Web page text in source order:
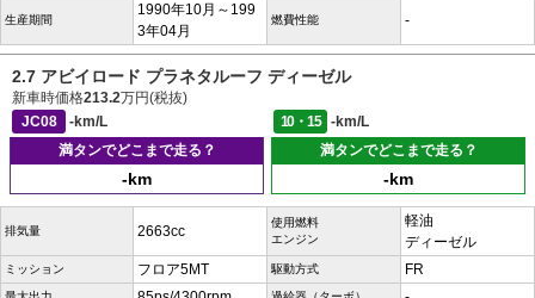
生産期間
1990年10月～199
3年04月
燃費性能 -
2.7 アビイロード プラネタルーフ ディーゼル
新車時価格213.2万円(税抜)
JC08
-km/L 10・15
-km/L
満タンでどこまで走る？
-km
満タンでどこまで走る？
-km
排気量 2663cc
使用燃料
エンジン
軽油
ディーゼル
ミッション フロア5MT 駆動方式 FR